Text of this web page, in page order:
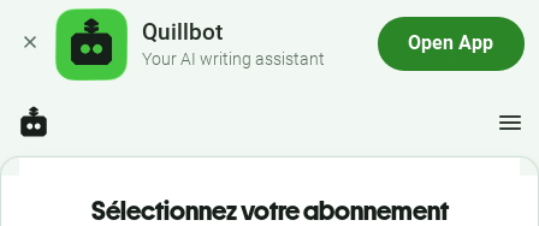
Quillbot
Your AI writing assistant
Open App
Sélectionnez votre abonnement